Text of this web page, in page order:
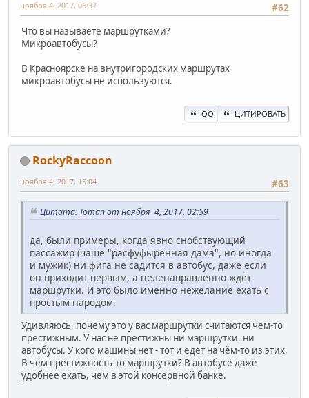
#62
ноября 4, 2017, 06:37
Что вы называете маршрутками?
Микроавтобусы?
В Красноярске на внутригородских маршрутах
микроавтобусы не используются.
QQ ЦИТИРОВАТЬ
RockyRaccoon
#63
ноября 4, 2017, 15:04
Цитата: Toman от ноября 4, 2017, 02:59
да, были примеры, когда явно снобствующий
пассажир (чаще "расфуфыренная дама", но иногда
и мужик) ни фига не садится в автобус, даже если
он приходит первым, а целенаправленно ждёт
маршрутки. И это было именно нежелание ехать с
простым народом.
Удивляюсь, почему это у вас маршрутки считаются чем-то
престижным. У нас не престижны ни маршрутки, ни
автобусы. У кого машины нет - тот и едет на чём-то из этих.
В чём престижность-то маршрутки? В автобусе даже
удобнее ехать, чем в этой консервной банке.